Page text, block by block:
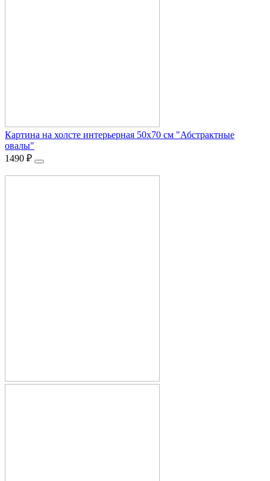
Картина на холсте интерьерная 50х70 см "Абстрактные
овалы"
1490 ₽